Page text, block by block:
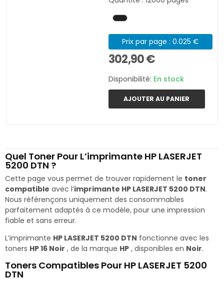
Prix par page : 0.025 €
302,90 €
Disponibilité: En stock
AJOUTER AU PANIER
Quel Toner Pour L’imprimante HP LASERJET
5200 DTN ?
Cette page vous permet de trouver rapidement le toner
compatible avec l’imprimante HP LASERJET 5200 DTN.
Nous référençons uniquement des consommables
parfaitement adaptés à ce modèle, pour une impression
fiable et sans erreur.
L’imprimante HP LASERJET 5200 DTN fonctionne avec les
toners HP 16 Noir , de la marque HP , disponibles en Noir.
Toners Compatibles Pour HP LASERJET 5200
DTN